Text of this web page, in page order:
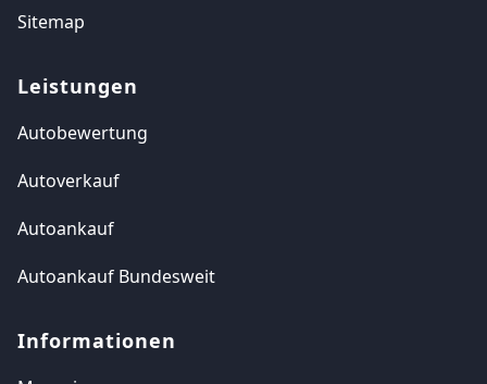
Sitemap
Leistungen
Autobewertung
Autoverkauf
Autoankauf
Autoankauf Bundesweit
Informationen